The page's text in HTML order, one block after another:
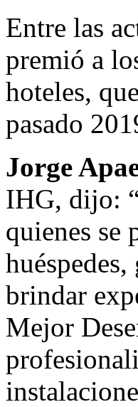
Entre las
premió a
hoteles,
pasado
Jorge
IHG, dijo:
quienes se
brindar
Mejor